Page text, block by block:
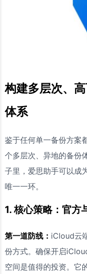
构建多层次、
体系
鉴于任何单一备份方案
个多层次、异地的备份
子里，爱思助手可以成
唯一一环。
1. 核心策略：官方
第一道防线： iCloud云
份方式。确保开启
空间是值得的投资。它